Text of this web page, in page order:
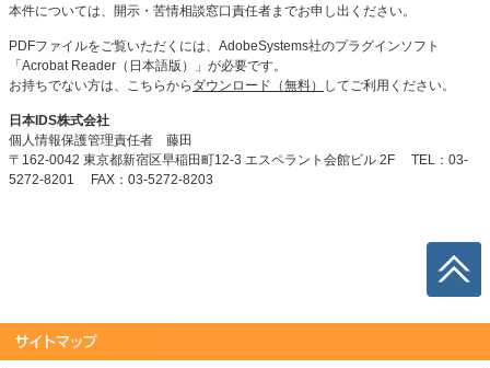
本件については、開示・苦情相談窓口責任者までお申し出ください。
PDFファイルをご覧いただくには、AdobeSystems社のプラグインソフト
「Acrobat Reader（日本語版）」が必要です。
お持ちでない方は、こちらから ダウンロード（無料） してご利用ください。
日本IDS株式会社
個人情報保護管理責任者 藤田
〒162-0042 東京都新宿区早稲田町12-3 エスペラント会館ビル 2F
TEL：03-
5272-8201 FAX：03-5272-8203